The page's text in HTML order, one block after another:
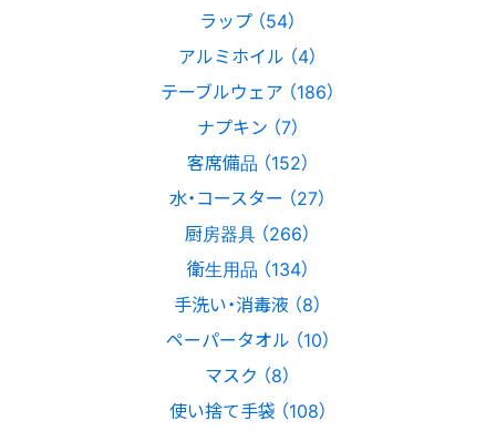
ラップ （54）
アルミホイル （4）
テーブルウェア （186）
ナプキン （7）
客席備品 （152）
水・コースター （27）
厨房器具 （266）
衛生用品 （134）
手洗い・消毒液 （8）
ペーパータオル （10）
マスク （8）
使い捨て手袋 （108）